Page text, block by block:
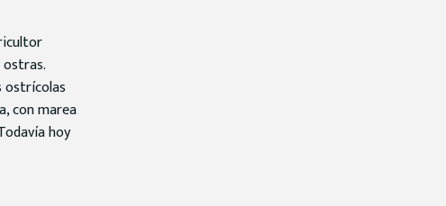
ostras.
ostrícolas
con marea
hoy